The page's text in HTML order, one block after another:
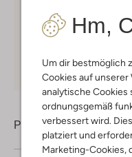
Hm,
Um dir bestmöglich
Cookies auf unserer
analytische Cookies
ordnungsgemäß
verbessert wird.
platziert und
Marketing-Cookies,
Kostenloser Versand
Mitglieder in
Produktinformation